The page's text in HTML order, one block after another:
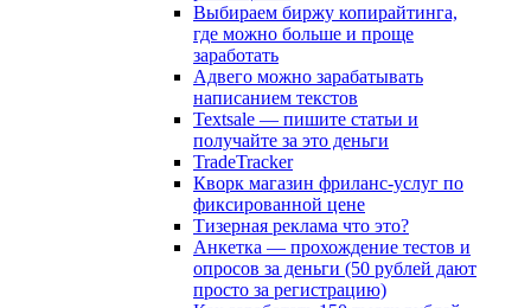
Выбираем биржу копирайтинга,
где можно больше и проще
заработать
Адвего можно зарабатывать
написанием текстов
Textsale — пишите статьи и
получайте за это деньги
TradeTracker
Кворк магазин фриланс-услуг по
фиксированной цене
Тизерная реклама что это?
Анкетка — прохождение тестов и
опросов за деньги (50 рублей дают
просто за регистрацию)